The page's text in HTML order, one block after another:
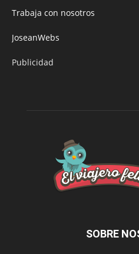
Trabaja con nosotros
JoseanWebs
Publicidad
SOBRE